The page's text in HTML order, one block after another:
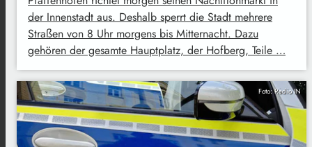
der Innenstadt aus. Deshalb sperrt die Stadt mehrere
Straßen von 8 Uhr morgens bis Mitternacht. Dazu
gehören der gesamte Hauptplatz, der Hofberg, Teile …
Foto: Radio IN